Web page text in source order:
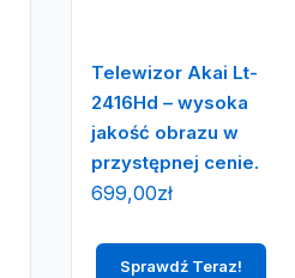
Telewizor Akai Lt-
2416Hd – wysoka
jakość obrazu w
przystępnej cenie.
699,00zł
Sprawdź Teraz!